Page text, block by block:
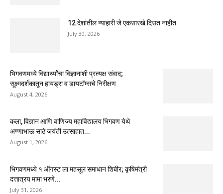
12 देशांतील न्याहारी जे एकसारखे दिसत नाहीत
July 30, 2026
भिगवणमध्ये विद्यार्थ्यांचा विज्ञानाशी प्रत्यक्ष संवाद;
सूक्ष्मदर्शकातून हायड्रा व डायटॉम्सचे निरीक्षण
August 4, 2026
कला, विज्ञान आणि वाणिज्य महाविद्यालय भिगवण येथे
अण्णाभाऊ साठे जयंती उत्साहात...
August 1, 2026
भिगवणमध्ये १ ऑगस्ट ला महसूल समाधान शिबीर; कृषिमंत्री
दत्तात्रय मामा भरणे...
July 31, 2026